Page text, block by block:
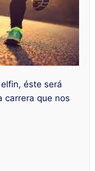
éste será
carrera que nos